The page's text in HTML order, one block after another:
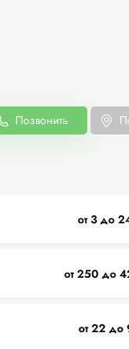
Позвонить
от 3 до
от 250 до
от 22 до